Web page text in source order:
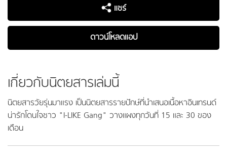
แชร์
ดาวน์โหลดแอป
เกี่ยวกับนิตยสารเล่มนี้
นิตยสารวัยรุ่นมาแรง เป็นนิตยสารรายปักษ์ที่นำเสนอเนื้อหาอินเทรนด์
น่ารักโดนใจชาว "I-LIKE Gang" วางแผงทุกวันที่ 15 และ 30 ของ
เดือน